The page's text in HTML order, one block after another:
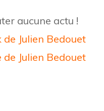
aucune actu !